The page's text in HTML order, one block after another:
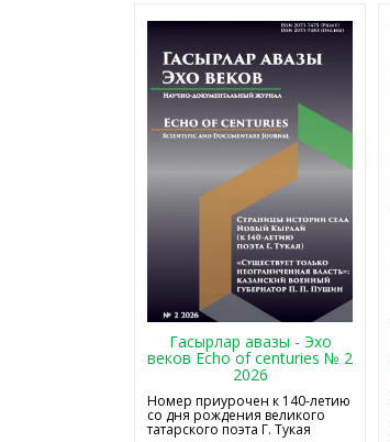
Гасырлар авазы - Эхо
веков Echo of centuries № 2
2026
Номер приурочен к 140-летию
со дня рождения великого
татарского поэта Г. Тукая